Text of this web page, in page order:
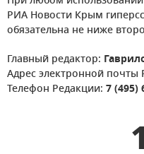
РИА Новости Крым
обязательна не ниже
Главный редактор:
Адрес электронной почты
Телефон Редакции: 7 (495)